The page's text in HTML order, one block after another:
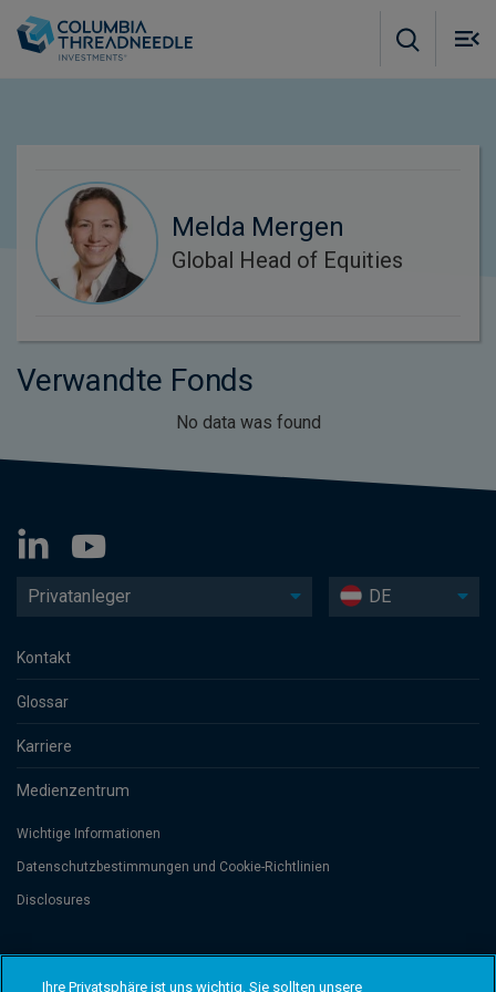
Melda Mergen
Global Head of Equities
Verwandte Fonds
No data was found
Privatanleger DE
Kontakt
Glossar
Karriere
Medienzentrum
Wichtige Informationen
Datenschutzbesti­mmungen und Cookie-Richtlinien
Disclosures
de Commerce et des Sociétés (Luxembourg), No. B 110242 and/or
Ihre Privatsphäre ist uns wichtig. Sie sollten unsere